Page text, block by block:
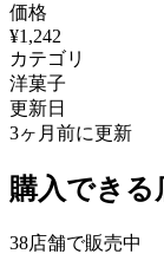
価格
¥1,242
カテゴリ
洋菓子
更新日
3ヶ月前に更新
購入できる
38店舗で販売中